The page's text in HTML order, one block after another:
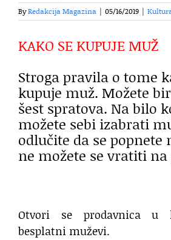
ByRedakcija Magazina 05/16/2019
KAKO SE KUPUJE MUŽ
Stroga pravila o tome
kupuje muž. Možete
šest spratova. Na bilo
možete sebi izabrati
odlučite da se popnete
ne možete se vratiti
Otvori se prodavnica u
besplatni muževi.